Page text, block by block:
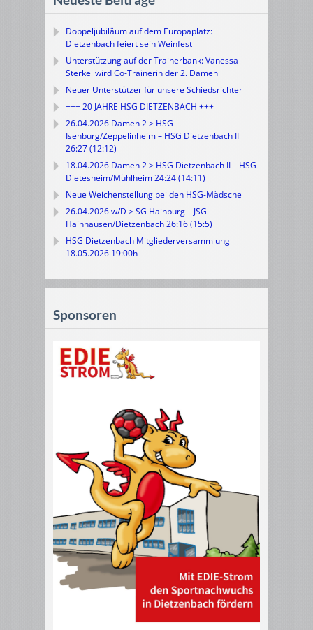
Doppeljubiläum auf dem Europaplatz:
Dietzenbach feiert sein Weinfest
Unterstützung auf der Trainerbank: Vanessa
Sterkel wird Co-Trainerin der 2. Damen
Neuer Unterstützer für unsere Schiedsrichter
+++ 20 JAHRE HSG DIETZENBACH +++
26.04.2026 Damen 2 > HSG
Isenburg/Zeppelinheim – HSG Dietzenbach II
26:27 (12:12)
18.04.2026 Damen 2 > HSG Dietzenbach II – HSG
Dietesheim/Mühlheim 24:24 (14:11)
Neue Weichenstellung bei den HSG-Mädsche
26.04.2026 w/D > SG Hainburg – JSG
Hainhausen/Dietzenbach 26:16 (15:5)
HSG Dietzenbach Mitgliederversammlung
18.05.2026 19:00h
Sponsoren